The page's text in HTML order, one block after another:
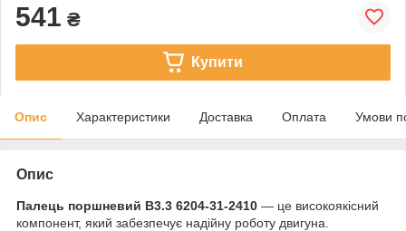
541 ₴
Купити
Опис Характеристики Доставка Оплата Умови
Опис
Палець поршневий B3.3 6204-31-2410 — це високоякісний
компонент, який забезпечує надійну роботу двигуна.